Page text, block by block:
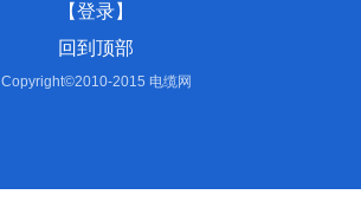
【登录】
回到顶部
Copyright©2010-2015 电缆网